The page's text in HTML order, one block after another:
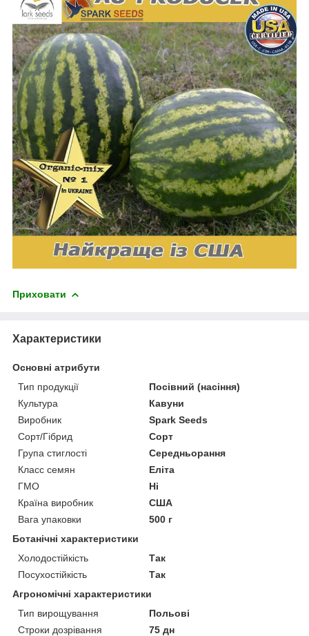
Приховати
Характеристики
Основні атрибути
Тип продукції
Посівний (насіння)
Культура
Кавуни
Виробник
Spark Seeds
Сорт/Гібрид
Сорт
Група стиглості
Середньорання
Класс семян
Еліта
ГМО
Ні
Країна виробник
США
Вага упаковки
500 г
Ботанічні характеристики
Холодостійкість
Так
Посухостійкість
Так
Агрономічні характеристики
Тип вирощування
Польові
Строки дозрівання
75 дн